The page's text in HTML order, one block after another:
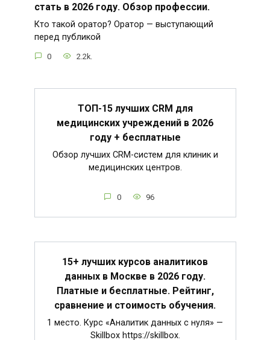
стать в 2026 году. Обзор профессии.
Кто такой оратор? Оратор — выступающий
перед публикой
0 2.2k.
ТОП-15 лучших CRM для
медицинских учреждений в 2026
году + бесплатные
Обзор лучших CRM-систем для клиник и
медицинских центров.
0 96
15+ лучших курсов аналитиков
данных в Москве в 2026 году.
Платные и бесплатные. Рейтинг,
сравнение и стоимость обучения.
1 место. Курс «Аналитик данных с нуля» —
Skillbox https://skillbox.